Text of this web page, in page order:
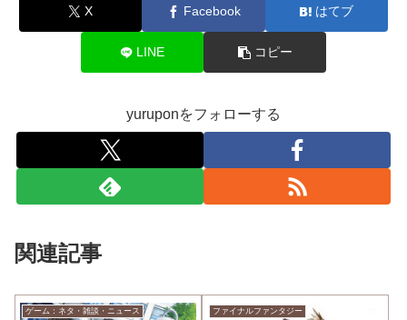
X Facebook はてブ
LINE コピー
yuruponをフォローする
関連記事
ゲーム：ネタ・雑談・ニュース ファイナルファンタジー